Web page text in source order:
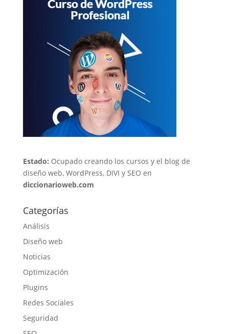
Estado: Ocupado creando los cursos y el blog de
diseño web, WordPress, DIVI y SEO en
diccionarioweb.com
Categorías
Análisis
Diseño web
Noticias
Optimización
Plugins
Redes Sociales
Seguridad